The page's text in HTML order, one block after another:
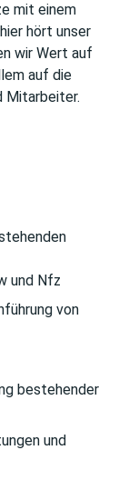
mit einem
hört unser
wir Wert auf
auf die
Mitarbeiter.
und Nfz
von
bestehender
und